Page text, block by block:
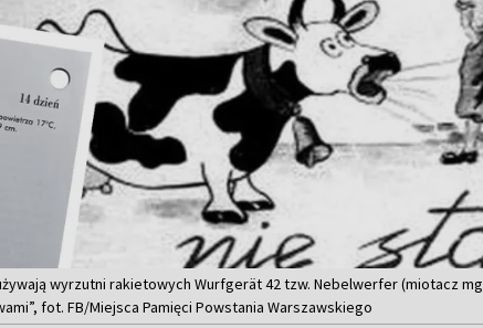
wyrzutni rakietowych Wurfgerät 42 tzw. Nebelwerfer (miotacz
fot. FB/Miejsca Pamięci Powstania Warszawskiego